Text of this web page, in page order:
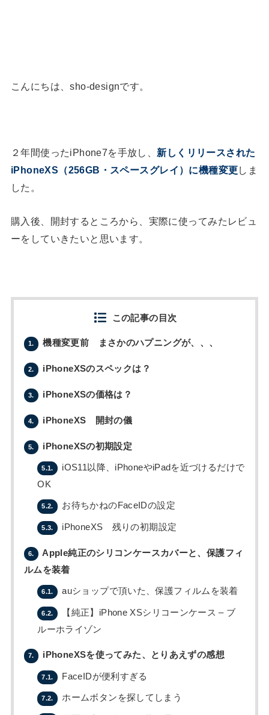
こんにちは、sho-designです。
２年間使ったiPhone7を手放し、 新しくリリースされた
iPhoneXS（256GB・スペースグレイ）に機種変更しま
した。
購入後、開封するところから、実際に使ってみたレビュ
ーをしていきたいと思います。
この記事の目次
1. 機種変更前 まさかのハプニングが、、、
2. iPhoneXSのスペックは？
3. iPhoneXSの価格は？
4. iPhoneXS 開封の儀
5. iPhoneXSの初期設定
5.1.
iOS11以降、iPhoneやiPadを近づけるだけで
OK
5.2. お待ちかねのFaceIDの設定
5.3. iPhoneXS 残りの初期設定
6.
Apple純正のシリコンケースカバーと、保護フィ
ルムを装着
6.1. auショップで頂いた、保護フィルムを装着
6.2.
【純正】iPhone XSシリコーンケース – ブ
ルーホライゾン
7. iPhoneXSを使ってみた、とりあえずの感想
7.1. FaceIDが便利すぎる
7.2. ホームボタンを探してしまう